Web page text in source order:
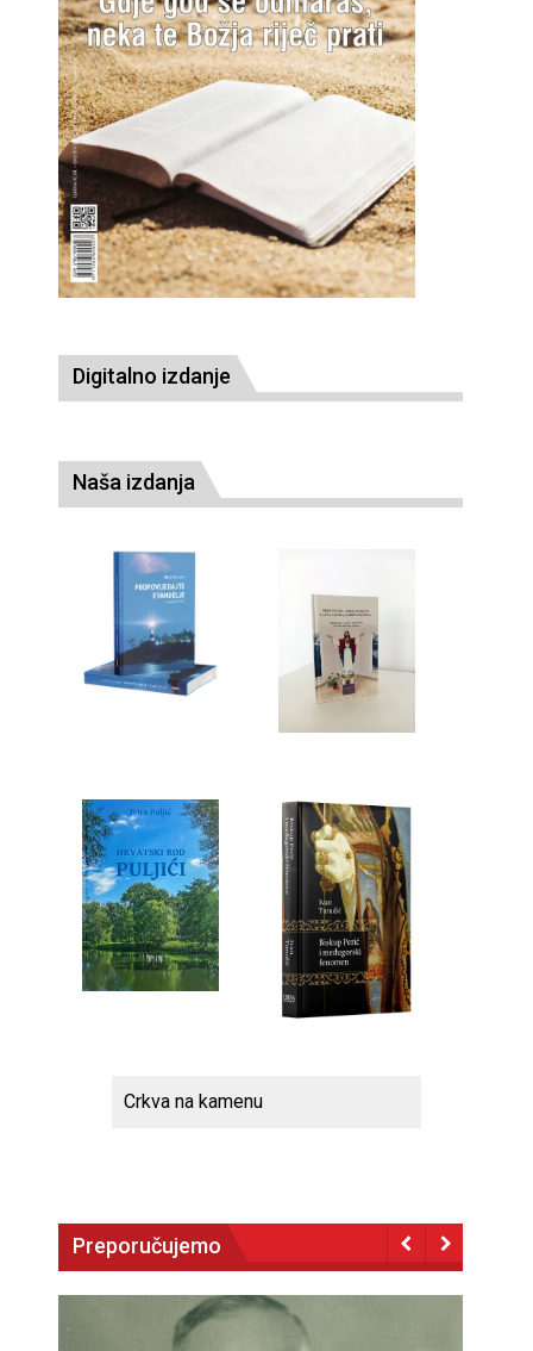
Digitalno izdanje
Naša izdanja
Crkva na kamenu
Preporučujemo